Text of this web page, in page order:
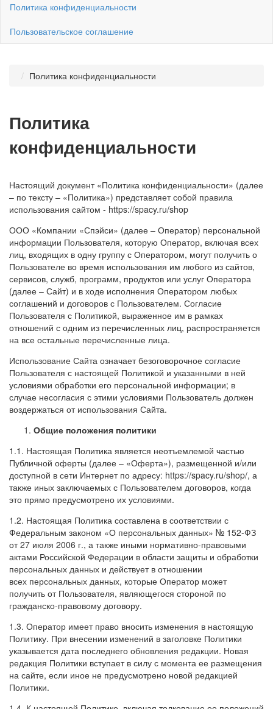
Политика конфиденциальности
Пользовательское соглашение
Политика конфиденциальности
Политика
конфиденциальности
Настоящий документ «Политика конфиденциальности» (далее
– по тексту – «Политика») представляет собой правила
использования сайтом - https://spacy.ru/shop
ООО «Компании «Спэйси» (далее – Оператор) персональной
информации Пользователя, которую Оператор, включая всех
лиц, входящих в одну группу с Оператором, могут получить о
Пользователе во время использования им любого из сайтов,
сервисов, служб, программ, продуктов или услуг Оператора
(далее – Сайт) и в ходе исполнения Оператором любых
соглашений и договоров с Пользователем. Согласие
Пользователя с Политикой, выраженное им в рамках
отношений с одним из перечисленных лиц, распространяется
на все остальные перечисленные лица.
Использование Сайта означает безоговорочное согласие
Пользователя с настоящей Политикой и указанными в ней
условиями обработки его персональной информации; в
случае несогласия с этими условиями Пользователь должен
воздержаться от использования Сайта.
Общие положения политики
1.1. Настоящая Политика является неотъемлемой частью
Публичной оферты (далее – «Оферта»), размещенной и/или
доступной в сети Интернет по адресу: https://spacy.ru/shop/, а
также иных заключаемых с Пользователем договоров, когда
это прямо предусмотрено их условиями.
1.2. Настоящая Политика составлена в соответствии с
Федеральным законом «О персональных данных» № 152-ФЗ
от 27 июля 2006 г., а также иными нормативно-правовыми
актами Российской Федерации в области защиты и обработки
персональных данных и действует в отношении
всех персональных данных, которые Оператор может
получить от Пользователя, являющегося стороной по
гражданско-правовому договору.
1.3. Оператор имеет право вносить изменения в настоящую
Политику. При внесении изменений в заголовке Политики
указывается дата последнего обновления редакции. Новая
редакция Политики вступает в силу с момента ее размещения
на сайте, если иное не предусмотрено новой редакцией
Политики.